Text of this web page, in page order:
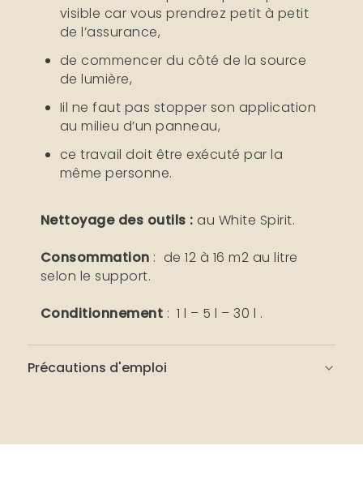
visible car vous prendrez petit à petit
de l’assurance,
de commencer du côté de la source
de lumière,
Iil ne faut pas stopper son application
au milieu d’un panneau,
ce travail doit être exécuté par la
même personne.
Nettoyage des outils :au White Spirit.
Consommation : de 12 à 16 m2 au litre
selon le support.
Conditionnement : 1 l – 5 l – 30 l .
Précautions d'emploi
Travailler dans une pièce bien ventilée.